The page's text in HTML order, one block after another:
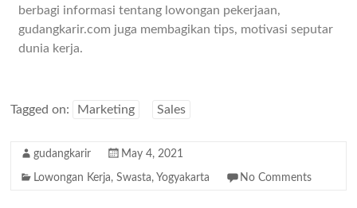
berbagi informasi tentang lowongan pekerjaan,
gudangkarir.com juga membagikan tips, motivasi seputar
dunia kerja.
Tagged on: Marketing Sales
gudangkarir May 4, 2021
Lowongan Kerja,Swasta, Yogyakarta No Comments